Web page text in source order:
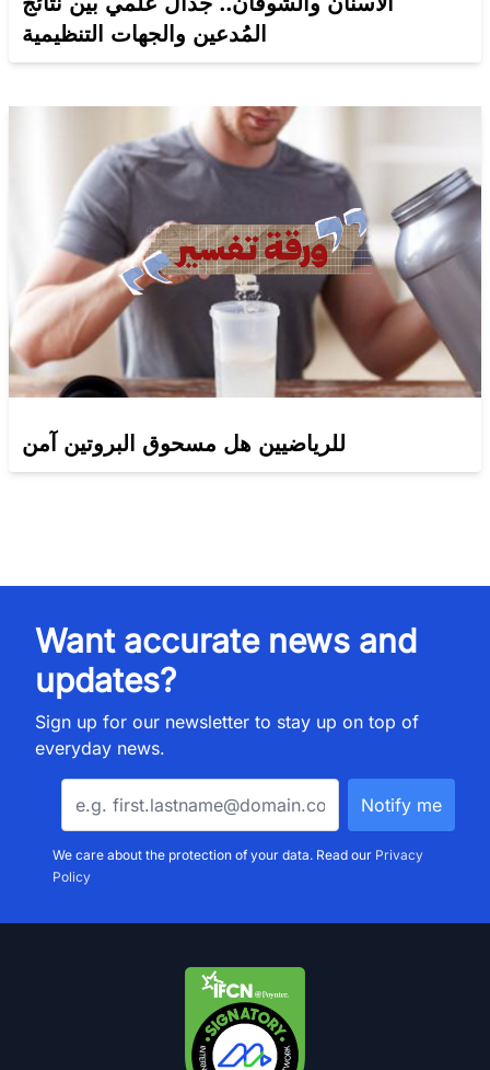
المُدعين والجهات التنظيمية
للرياضيين هل مسحوق البروتين آمن
Want accurate news and
updates?
Sign up for our newsletter to stay up on top of
everyday news.
We care about the protection of your data. Read our Privacy
Policy